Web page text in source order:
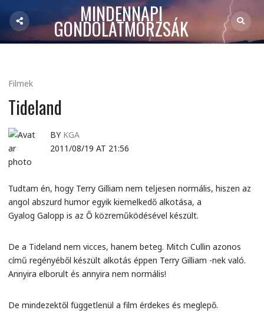
MINDENNAPI
GONDOLATMORZSÁK
Filmek
Tideland
BY KGA
2011/08/19 AT 21:56
Tudtam én, hogy Terry Gilliam nem teljesen normális, hiszen az
angol abszurd humor egyik kiemelkedő alkotása, a
Gyalog Galopp is az Ő közreműködésével készült.
De a Tideland nem vicces, hanem beteg. Mitch Cullin azonos
című regényéből készült alkotás éppen Terry Gilliam -nek való.
Annyira elborult és annyira nem normális!
De mindezektől függetlenül a film érdekes és meglepő.